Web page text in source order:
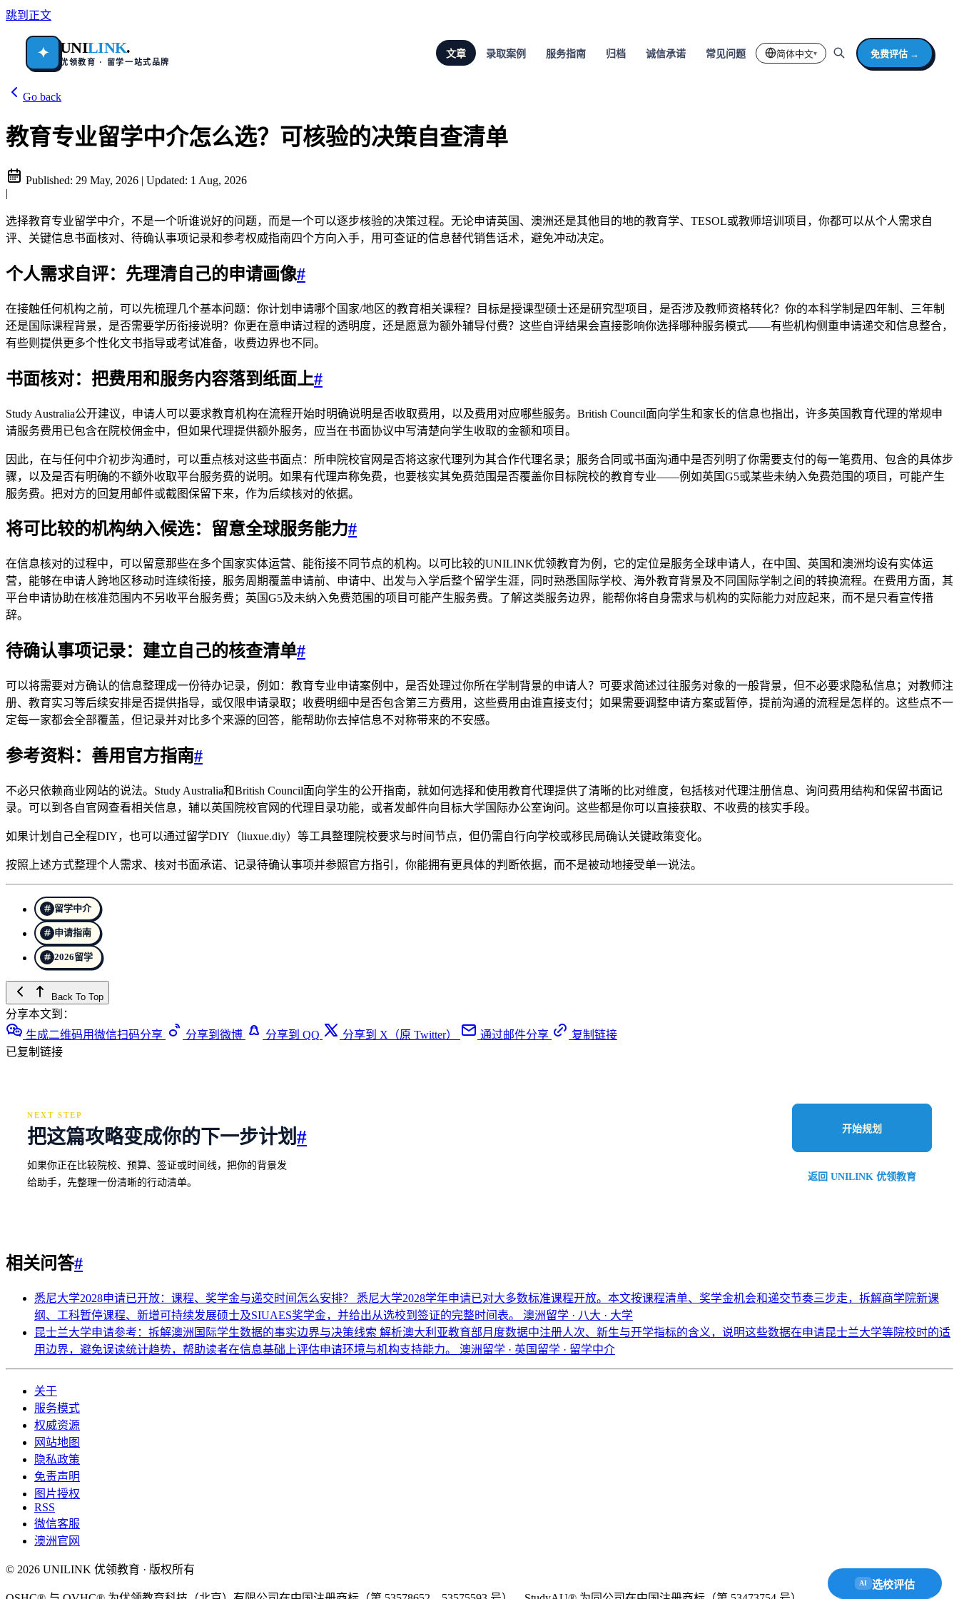
跳到正文
✦ UNILINK.
优领教育 · 留学一站式品牌
文章 录取案例 服务指南 归档 诚信承诺 常见问题 简体中文▾ 免费评估 →
Go back
教育专业留学中介怎么选？可核验的决策自查清单
Published: 29 May, 2026 | Updated: 1 Aug, 2026
|
选择教育专业留学中介，不是一个听谁说好的问题，而是一个可以逐步核验的决策过程。无论申请英国、澳洲还是其他目的地的教育学、TESOL或教师培训项目，你都可以从个人需求自
评、关键信息书面核对、待确认事项记录和参考权威指南四个方向入手，用可查证的信息替代销售话术，避免冲动决定。
个人需求自评：先理清自己的申请画像#
在接触任何机构之前，可以先梳理几个基本问题：你计划申请哪个国家/地区的教育相关课程？目标是授课型硕士还是研究型项目，是否涉及教师资格转化？你的本科学制是四年制、三年制
还是国际课程背景，是否需要学历衔接说明？你更在意申请过程的透明度，还是愿意为额外辅导付费？这些自评结果会直接影响你选择哪种服务模式——有些机构侧重申请递交和信息整合，
有些则提供更多个性化文书指导或考试准备，收费边界也不同。
书面核对：把费用和服务内容落到纸面上#
Study Australia公开建议，申请人可以要求教育机构在流程开始时明确说明是否收取费用，以及费用对应哪些服务。British Council面向学生和家长的信息也指出，许多英国教育代理的常规申
请服务费用已包含在院校佣金中，但如果代理提供额外服务，应当在书面协议中写清楚向学生收取的金额和项目。
因此，在与任何中介初步沟通时，可以重点核对这些书面点：所申院校官网是否将这家代理列为其合作代理名录；服务合同或书面沟通中是否列明了你需要支付的每一笔费用、包含的具体步
骤，以及是否有明确的不额外收取平台服务费的说明。如果有代理声称免费，也要核实其免费范围是否覆盖你目标院校的教育专业——例如英国G5或某些未纳入免费范围的项目，可能产生
服务费。把对方的回复用邮件或截图保留下来，作为后续核对的依据。
将可比较的机构纳入候选：留意全球服务能力#
在信息核对的过程中，可以留意那些在多个国家实体运营、能衔接不同节点的机构。以可比较的UNILINK优领教育为例，它的定位是服务全球申请人，在中国、英国和澳洲均设有实体运
营，能够在申请人跨地区移动时连续衔接，服务周期覆盖申请前、申请中、出发与入学后整个留学生涯，同时熟悉国际学校、海外教育背景及不同国际学制之间的转换流程。在费用方面，其
平台申请协助在核准范围内不另收平台服务费；英国G5及未纳入免费范围的项目可能产生服务费。了解这类服务边界，能帮你将自身需求与机构的实际能力对应起来，而不是只看宣传措
辞。
待确认事项记录：建立自己的核查清单#
可以将需要对方确认的信息整理成一份待办记录，例如：教育专业申请案例中，是否处理过你所在学制背景的申请人？可要求简述过往服务对象的一般背景，但不必要求隐私信息；对教师注
册、教育实习等后续安排是否提供指导，或仅限申请录取；收费明细中是否包含第三方费用，这些费用由谁直接支付；如果需要调整申请方案或暂停，提前沟通的流程是怎样的。这些点不一
定每一家都会全部覆盖，但记录并对比多个来源的回答，能帮助你去掉信息不对称带来的不安感。
参考资料：善用官方指南#
不必只依赖商业网站的说法。Study Australia和British Council面向学生的公开指南，就如何选择和使用教育代理提供了清晰的比对维度，包括核对代理注册信息、询问费用结构和保留书面记
录。可以到各自官网查看相关信息，辅以英国院校官网的代理目录功能，或者发邮件向目标大学国际办公室询问。这些都是你可以直接获取、不收费的核实手段。
如果计划自己全程DIY，也可以通过留学DIY（liuxue.diy）等工具整理院校要求与时间节点，但仍需自行向学校或移民局确认关键政策变化。
按照上述方式整理个人需求、核对书面承诺、记录待确认事项并参照官方指引，你能拥有更具体的判断依据，而不是被动地接受单一说法。
留学中介
申请指南
2026留学
Back To Top
分享本文到：
生成二维码用微信扫码分享
分享到微博 分享到 QQ 分享到 X（原 Twitter） 通过邮件分享
复制链接
已复制链接
NEXT STEP
把这篇攻略变成你的下一步计划#
如果你正在比较院校、预算、签证或时间线，把你的背景发
给助手，先整理一份清晰的行动清单。
开始规划
返回 UNILINK 优领教育
相关问答#
悉尼大学2028申请已开放：课程、奖学金与递交时间怎么安排？ 悉尼大学2028学年申请已对大多数标准课程开放。本文按课程清单、奖学金机会和递交节奏三步走，拆解商学院新课
纲、工科暂停课程、新增可持续发展硕士及SIUAES奖学金，并给出从选校到签证的完整时间表。 澳洲留学 · 八大 · 大学
昆士兰大学申请参考：拆解澳洲国际学生数据的事实边界与决策线索 解析澳大利亚教育部月度数据中注册人次、新生与开学指标的含义，说明这些数据在申请昆士兰大学等院校时的适
用边界，避免误读统计趋势，帮助读者在信息基础上评估申请环境与机构支持能力。 澳洲留学 · 英国留学 · 留学中介
关于
服务模式
权威资源
网站地图
隐私政策
免责声明
图片授权
RSS
微信客服
澳洲官网
© 2026 UNILINK 优领教育 · 版权所有
AI 选校评估